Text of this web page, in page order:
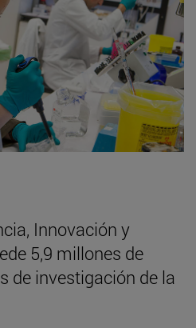
Innovación y
5,9 millones de
de investigación de la